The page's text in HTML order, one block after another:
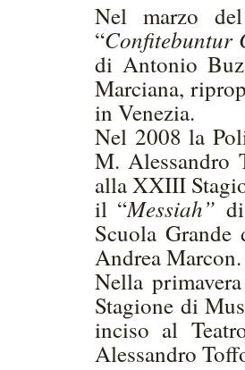
Nel marzo
“Confitebuntur
di Antonio
Marciana,
in Venezia.
Nel 2008 la
M. Alessandro
alla XXIII
il “Messiah”
Scuola
Andrea Marcon.
Nella
Stagione di
inciso al
Alessandro